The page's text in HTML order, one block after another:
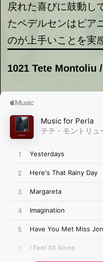
戻れた喜びに鼓動し
たペデルセンはピア
のが上手いことを実
1021 Tete Montoliu